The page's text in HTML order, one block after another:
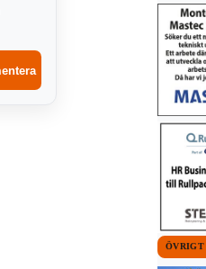
ÖVRIGT